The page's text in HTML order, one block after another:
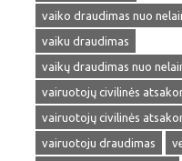
vaiko draudimas nuo
vaiku draudimas
vaikų draudimas nuo
vairuotojų civilinės
vairuotojų civilinės
vairuotoju draudimas